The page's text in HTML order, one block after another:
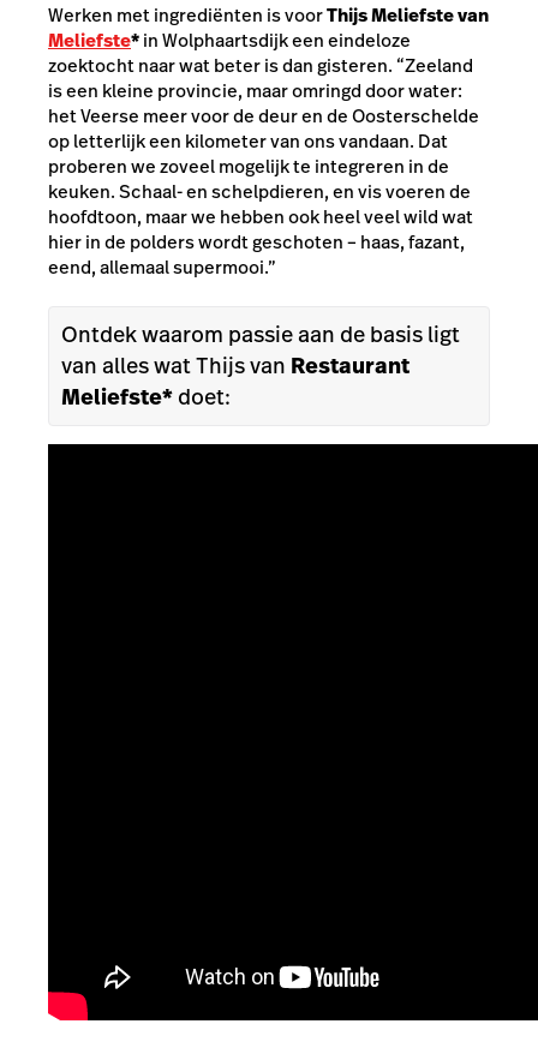
Werken met ingrediënten is voorThijs Meliefste van
Meliefste*in Wolphaartsdijk een eindeloze
zoektocht naar wat beter is dan gisteren. “Zeeland
is een kleine provincie, maar omringd door water:
het Veerse meer voor de deur en de Oosterschelde
op letterlijk een kilometer van ons vandaan. Dat
proberen we zoveel mogelijk te integreren in de
keuken. Schaal- en schelpdieren, en vis voeren de
hoofdtoon, maar we hebben ook heel veel wild wat
hier in de polders wordt geschoten – haas, fazant,
eend, allemaal supermooi.”
Ontdek waarom passie aan de basis ligt
van alles wat Thijs van Restaurant
Meliefste* doet: